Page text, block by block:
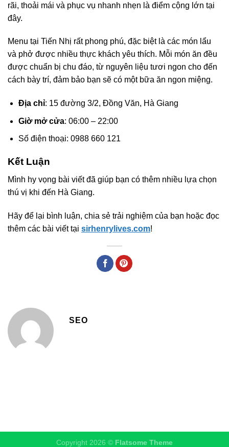
rãi, thoải mái và phục vụ nhanh nhẹn là điểm cộng lớn tại
đây.
Menu tại Tiến Nhị rất phong phú, đặc biệt là các món lẩu
và phở được nhiều thực khách yêu thích. Mỗi món ăn đều
được chuẩn bị chu đáo, từ nguyên liệu tươi ngon cho đến
cách bày trí, đảm bảo bạn sẽ có một bữa ăn ngon miệng.
Địa chỉ: 15 đường 3/2, Đồng Văn, Hà Giang
Giờ mở cửa: 06:00 – 22:00
Số điện thoại: 0988 660 121
Kết Luận
Mình hy vọng bài viết đã giúp bạn có thêm nhiều lựa chọn
thú vị khi đến Hà Giang.
Hãy để lại bình luận, chia sẻ trải nghiệm của bạn hoặc đọc
thêm các bài viết tại sirhenrylives.com!
SEO
Copyright 2026 © Flatsome Theme